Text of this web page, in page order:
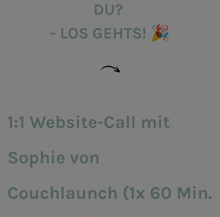
DU?
- LOS GEHTS! 🎉
1:1 Website-Call mit
Sophie von
Couchlaunch (1x 60 Min.